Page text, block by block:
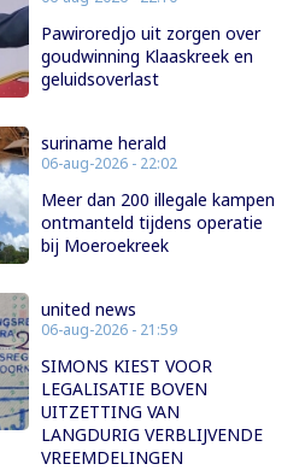
Pawiroredjo uit zorgen over
goudwinning Klaaskreek en
geluidsoverlast
suriname herald
06-aug-2026 - 22:02
Meer dan 200 illegale kampen
ontmanteld tijdens operatie
bij Moeroekreek
united news
06-aug-2026 - 21:59
SIMONS KIEST VOOR
LEGALISATIE BOVEN
UITZETTING VAN
LANGDURIG VERBLIJVENDE
VREEMDELINGEN